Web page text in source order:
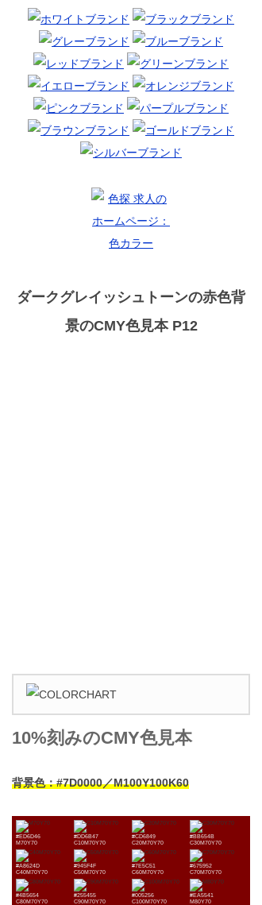
ダークグレイッシュトーンの赤色背
景のCMY色見本 P12
10%刻みのCMY色見本
背景色：#7D0000／M100Y100K60
#ED6D46
M70Y70
#DD6B47
C10M70Y70
#CD6849
C20M70Y70
#BB654B
C30M70Y70
#A8624D
C40M70Y70
#945F4F
C50M70Y70
#7E5C51
C60M70Y70
#675952
C70M70Y70
#4B5654
C80M70Y70
#255455
C90M70Y70
#005256
C100M70Y70
#EA5541
M80Y70